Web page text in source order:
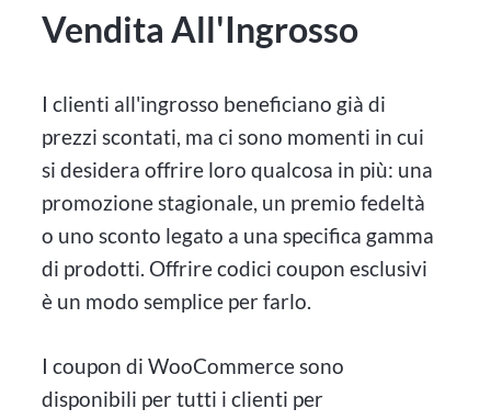
Vendita All'Ingrosso
I clienti all'ingrosso beneficiano già di
prezzi scontati, ma ci sono momenti in cui
si desidera offrire loro qualcosa in più: una
promozione stagionale, un premio fedeltà
o uno sconto legato a una specifica gamma
di prodotti. Offrire codici coupon esclusivi
è un modo semplice per farlo.
I coupon di WooCommerce sono
disponibili per tutti i clienti per